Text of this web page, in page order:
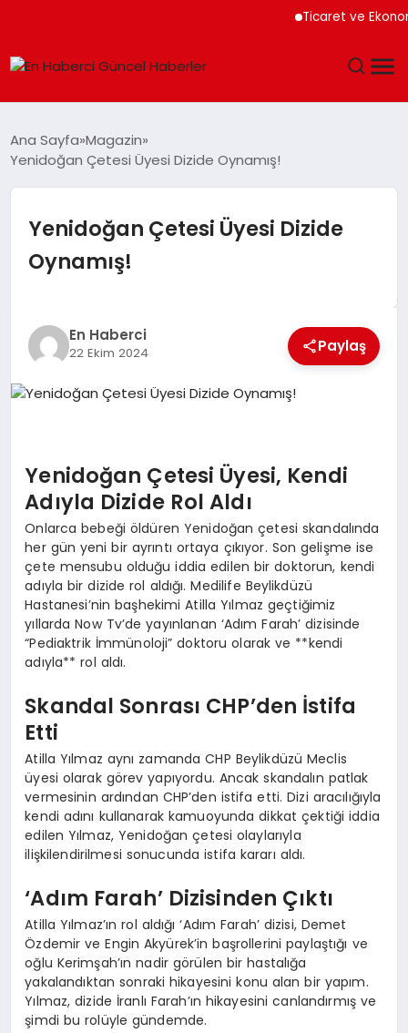
Ticaret ve
SPOR
SAĞLIK
TEKNOLOJI
DÜNYA
SIYASET
Ana Sayfa Magazin
Yenidoğan Çetesi Üyesi Dizide Oynamış!
Yenidoğan Çetesi Üyesi Dizide
Oynamış!
En Haberci
22 Ekim 2024 Paylaş
Yenidoğan Çetesi Üyesi, Kendi
Adıyla Dizide Rol Aldı
Onlarca bebeği öldüren Yenidoğan çetesi skandalında
her gün yeni bir ayrıntı ortaya çıkıyor. Son gelişme ise
çete mensubu olduğu iddia edilen bir doktorun, kendi
adıyla bir dizide rol aldığı. Medilife Beylikdüzü
Hastanesi’nin başhekimi Atilla Yılmaz geçtiğimiz
yıllarda Now Tv’de yayınlanan ‘Adım Farah’ dizisinde
“Pediaktrik İmmünoloji” doktoru olarak ve **kendi
adıyla** rol aldı.
Skandal Sonrası CHP’den İstifa
Etti
Atilla Yılmaz aynı zamanda CHP Beylikdüzü Meclis
üyesi olarak görev yapıyordu. Ancak skandalın patlak
vermesinin ardından CHP’den istifa etti. Dizi aracılığıyla
kendi adını kullanarak kamuoyunda dikkat çektiği iddia
edilen Yılmaz, Yenidoğan çetesi olaylarıyla
ilişkilendirilmesi sonucunda istifa kararı aldı.
‘Adım Farah’ Dizisinden Çıktı
Atilla Yılmaz’ın rol aldığı ‘Adım Farah’ dizisi, Demet
Özdemir ve Engin Akyürek’in başrollerini paylaştığı ve
oğlu Kerimşah’ın nadir görülen bir hastalığa
yakalandıktan sonraki hikayesini konu alan bir yapım.
Yılmaz, dizide İranlı Farah’ın hikayesini canlandırmış ve
şimdi bu rolüyle gündemde.